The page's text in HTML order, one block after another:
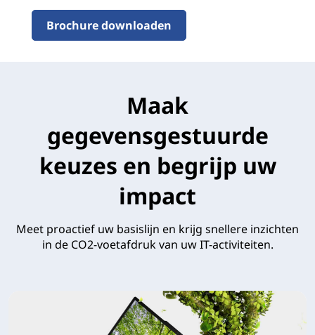
Brochure downloaden
Maak
gegevensgestuurde
keuzes en begrijp uw
impact
Meet proactief uw basislijn en krijg snellere inzichten
in de CO2-voetafdruk van uw IT-activiteiten.